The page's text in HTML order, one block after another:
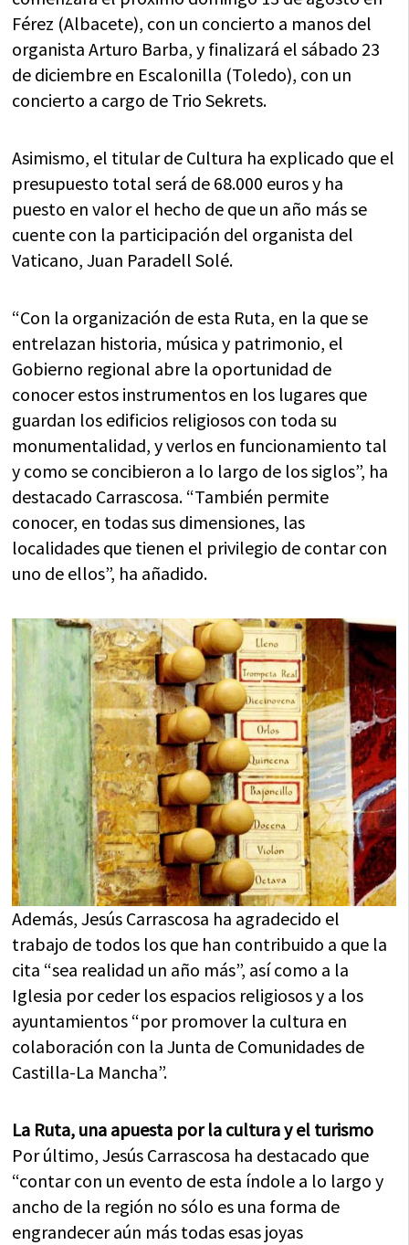
Férez (Albacete), con un concierto a manos del
organista Arturo Barba, y finalizará el sábado 23
de diciembre en Escalonilla (Toledo), con un
concierto a cargo de Trio Sekrets.
Asimismo, el titular de Cultura ha explicado que el
presupuesto total será de 68.000 euros y ha
puesto en valor el hecho de que un año más se
cuente con la participación del organista del
Vaticano, Juan Paradell Solé.
“Con la organización de esta Ruta, en la que se
entrelazan historia, música y patrimonio, el
Gobierno regional abre la oportunidad de
conocer estos instrumentos en los lugares que
guardan los edificios religiosos con toda su
monumentalidad, y verlos en funcionamiento tal
y como se concibieron a lo largo de los siglos”, ha
destacado Carrascosa. “También permite
conocer, en todas sus dimensiones, las
localidades que tienen el privilegio de contar con
uno de ellos”, ha añadido.
Además, Jesús Carrascosa ha agradecido el
trabajo de todos los que han contribuido a que la
cita “sea realidad un año más”, así como a la
Iglesia por ceder los espacios religiosos y a los
ayuntamientos “por promover la cultura en
colaboración con la Junta de Comunidades de
Castilla-La Mancha”.
La Ruta, una apuesta por la cultura y el turismo
Por último, Jesús Carrascosa ha destacado que
“contar con un evento de esta índole a lo largo y
ancho de la región no sólo es una forma de
engrandecer aún más todas esas joyas